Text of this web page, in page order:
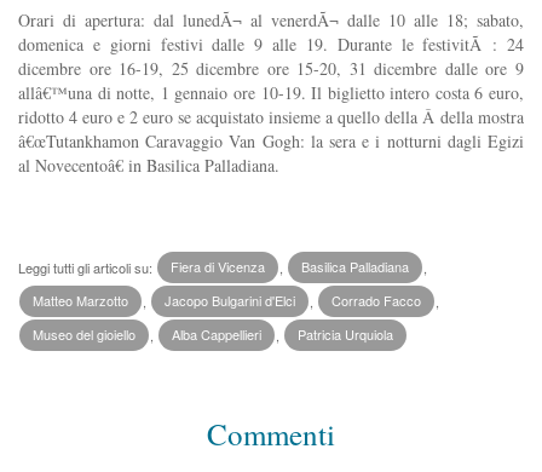
Orari di apertura: dal lunedÃ¬ al venerdÃ¬ dalle 10 alle 18; sabato,
domenica e giorni festivi dalle 9 alle 19. Durante le festivitÃ : 24
dicembre ore 16-19, 25 dicembre ore 15-20, 31 dicembre dalle ore 9
allâ€™una di notte, 1 gennaio ore 10-19. Il biglietto intero costa 6 euro,
ridotto 4 euro e 2 euro se acquistato insieme a quello della Â della mostra
â€œTutankhamon Caravaggio Van Gogh: la sera e i notturni dagli Egizi
al Novecentoâ€ in Basilica Palladiana.
Leggi tutti gli articoli su: Fiera di Vicenza Basilica Palladiana
Matteo Marzotto
Jacopo Bulgarini d'Elci Corrado Facco
Museo del gioiello
Alba Cappellieri Patricia Urquiola
Commenti